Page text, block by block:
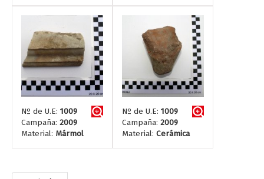
Nº de U.E: 1009
Campaña: 2009
Material: Mármol
Nº de U.E: 1009
Campaña: 2009
Material: Cerámica